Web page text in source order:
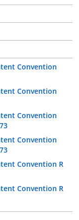
Convention
Convention
Convention
Convention
Convention R
Convention R